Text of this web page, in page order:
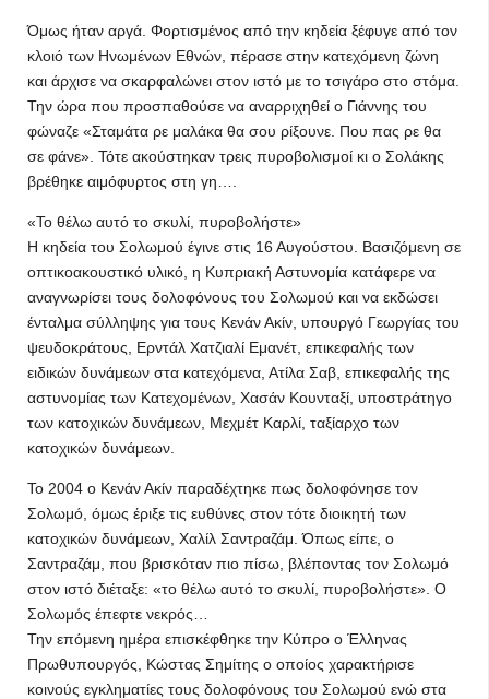
Όμως ήταν αργά. Φορτισμένος από την κηδεία ξέφυγε από τον
κλοιό των Ηνωμένων Εθνών, πέρασε στην κατεχόμενη ζώνη
και άρχισε να σκαρφαλώνει στον ιστό με το τσιγάρο στο στόμα.
Την ώρα που προσπαθούσε να αναρριχηθεί ο Γιάννης του
φώναζε «Σταμάτα ρε μαλάκα θα σου ρίξουνε. Που πας ρε θα
σε φάνε». Τότε ακούστηκαν τρεις πυροβολισμοί κι ο Σολάκης
βρέθηκε αιμόφυρτος στη γη….
«Το θέλω αυτό το σκυλί, πυροβολήστε»
Η κηδεία του Σολωμού έγινε στις 16 Αυγούστου. Βασιζόμενη σε
οπτικοακουστικό υλικό, η Κυπριακή Αστυνομία κατάφερε να
αναγνωρίσει τους δολοφόνους του Σολωμού και να εκδώσει
ένταλμα σύλληψης για τους Κενάν Ακίν, υπουργό Γεωργίας του
ψευδοκράτους, Ερντάλ Χατζιαλί Εμανέτ, επικεφαλής των
ειδικών δυνάμεων στα κατεχόμενα, Ατίλα Σαβ, επικεφαλής της
αστυνομίας των Κατεχομένων, Χασάν Κουνταξί, υποστράτηγο
των κατοχικών δυνάμεων, Μεχμέτ Καρλί, ταξίαρχο των
κατοχικών δυνάμεων.
Το 2004 ο Κενάν Ακίν παραδέχτηκε πως δολοφόνησε τον
Σολωμό, όμως έριξε τις ευθύνες στον τότε διοικητή των
κατοχικών δυνάμεων, Χαλίλ Σαντραζάμ. Όπως είπε, ο
Σαντραζάμ, που βρισκόταν πιο πίσω, βλέποντας τον Σολωμό
στον ιστό διέταξε: «το θέλω αυτό το σκυλί, πυροβολήστε». Ο
Σολωμός έπεφτε νεκρός…
Την επόμενη ημέρα επισκέφθηκε την Κύπρο ο Έλληνας
Πρωθυπουργός, Κώστας Σημίτης ο οποίος χαρακτήρισε
κοινούς εγκληματίες τους δολοφόνους του Σολωμού ενώ στα